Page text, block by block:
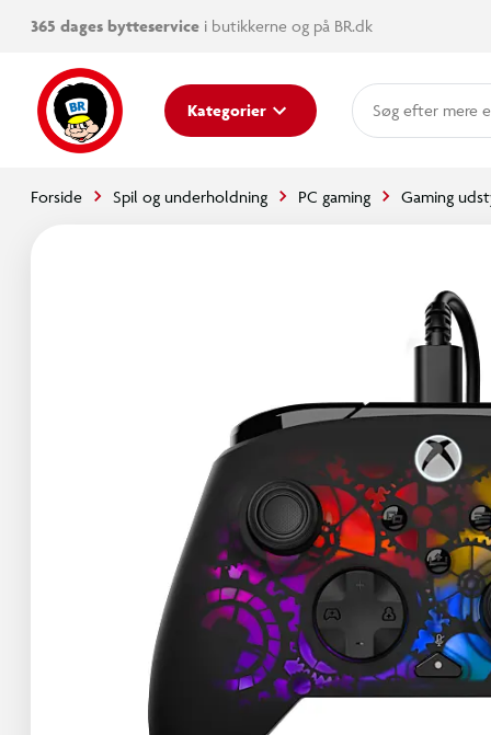
365 dages bytteservice i butikkerne og på BR.dk
Kategorier mere
Forside Spil og underholdning PC gaming Gaming